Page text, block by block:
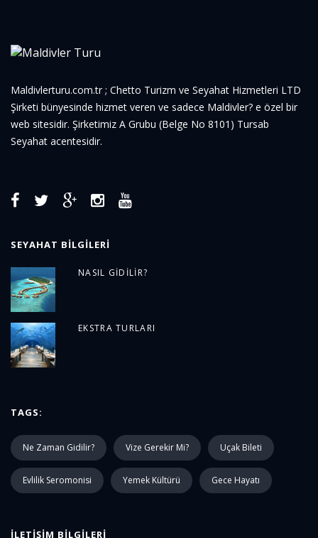
Maldivlerturu.com.tr ; Chetto Turizm ve Seyahat Hizmetleri LTD
Şirketi bünyesinde hizmet veren ve sadece Maldivler? e özel bir
web sitesidir. Şirketimiz A Grubu (Belge No 8101) Tursab
Seyahat acentesidir.
SEYAHAT BILGILERI
NASIL GIDILIR?
EKSTRA TURLARI
TAGS:
Ne Zaman Gidilir? Vize Gerekir Mi? Uçak Bileti
Evlilik Seromonisi Yemek Kültürü Gece Hayatı
İLETIŞIM BILGILERI